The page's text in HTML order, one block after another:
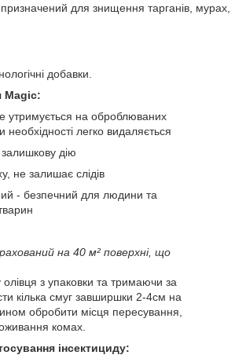
призначений для знищення тарганів, мурах,
добавки.
Magic:
утримується на оброблюваних
необхідності легко видаляється
дію
не залишає слідів
- безпечний для людини та
на 40 м² поверхні, що
олівця з упаковки та тримаючи за
кілька смуг завширшки 2-4см на
обробити місця пересування,
комах.
інсектициду: